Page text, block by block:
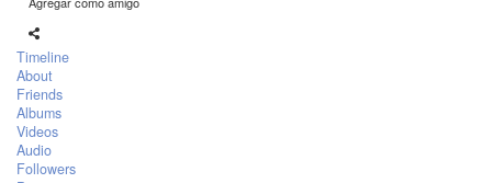
Timeline
About
Friends
Albums
Videos
Audio
Followers